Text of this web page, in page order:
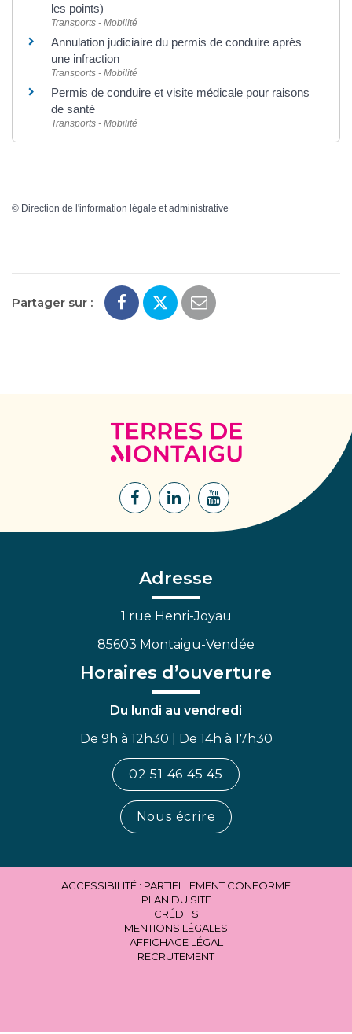
les points)
Transports - Mobilité
Annulation judiciaire du permis de conduire après
une infraction
Transports - Mobilité
Permis de conduire et visite médicale pour raisons
de santé
Transports - Mobilité
© Direction de l'information légale et administrative
Partager sur :
Terres
de
Montaigu
Lien
Facebook
Lien
Lien
Adresse
1 rue Henri-Joyau
85603 Montaigu-Vendée
Horaires d’ouverture
Du lundi au vendredi
De 9h à 12h30 | De 14h à 17h30
02 51 46 45 45
Nous écrire
ACCESSIBILITÉ : PARTIELLEMENT CONFORME
PLAN DU SITE
CRÉDITS
MENTIONS LÉGALES
AFFICHAGE LÉGAL
RECRUTEMENT